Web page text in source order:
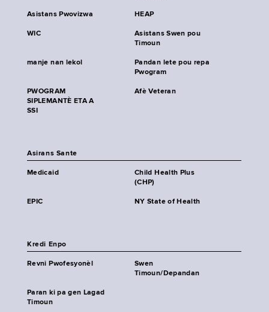
Asistans Pwovizwa HEAP
WIC
Asistans Swen pou
Timoun
manje nan lekol
Pandan lete pou repa
Pwogram
PWOGRAM
SIPLEMANTÈ ETA A
SSI
Afè Veteran
Asirans Sante
Medicaid
Child Health Plus
(CHP)
EPIC NY State of Health
Kredi Enpo
Revni Pwofesyonèl
Swen
Timoun/Depandan
Paran ki pa gen Lagad
Timoun